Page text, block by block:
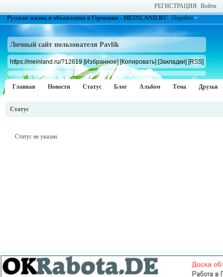
РЕГИСТРАЦИЯ Войти
Русская жизнь и объявления в Германии - MEINLAND.RU Перейти
Личный сайт пользователя Pavlik
https://meinland.ru/?12619 [Избранное] [Копировать] [Закладки] [RSS]
Главная Новости Статус Блог Альбом Тема Друзья
Статус
Статус не указан.